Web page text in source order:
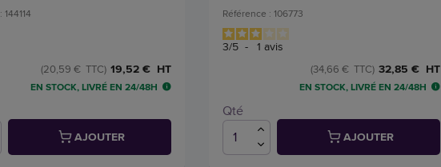
19,52 € HT
(20,59 € TTC)
EN STOCK, LIVRÉ EN 24/48H
AJOUTER
Référence : 106773
3/5 - 1 avis
32,85 € HT
(34,66 € TTC)
EN STOCK, LIVRÉ EN 24/48H
Qté
AJOUTER